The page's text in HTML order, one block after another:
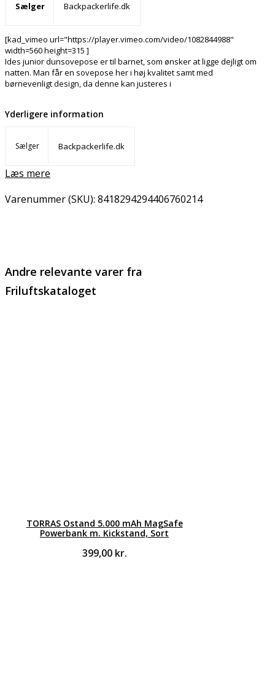
Sælger Backpackerlife.dk
[kad_vimeo url="https://player.vimeo.com/video/1082844988"
width=560 height=315 ]
Ides junior dunsovepose er til barnet, som ønsker at ligge dejligt om
natten. Man får en sovepose her i høj kvalitet samt med
børnevenligt design, da denne kan justeres i
Yderligere information
Sælger Backpackerlife.dk
Læs mere
Varenummer (SKU): 8418294294406760214
Andre relevante varer fra
Friluftskataloget
TORRAS Ostand 5.000 mAh MagSafe
Powerbank m. Kickstand, Sort
399,00 kr.